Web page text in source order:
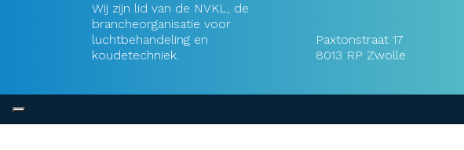
Wij zijn lid van de NVKL, de
brancheorganisatie voor
luchtbehandeling en
koudetechniek.
Paxtonstraat 17
8013 RP Zwolle